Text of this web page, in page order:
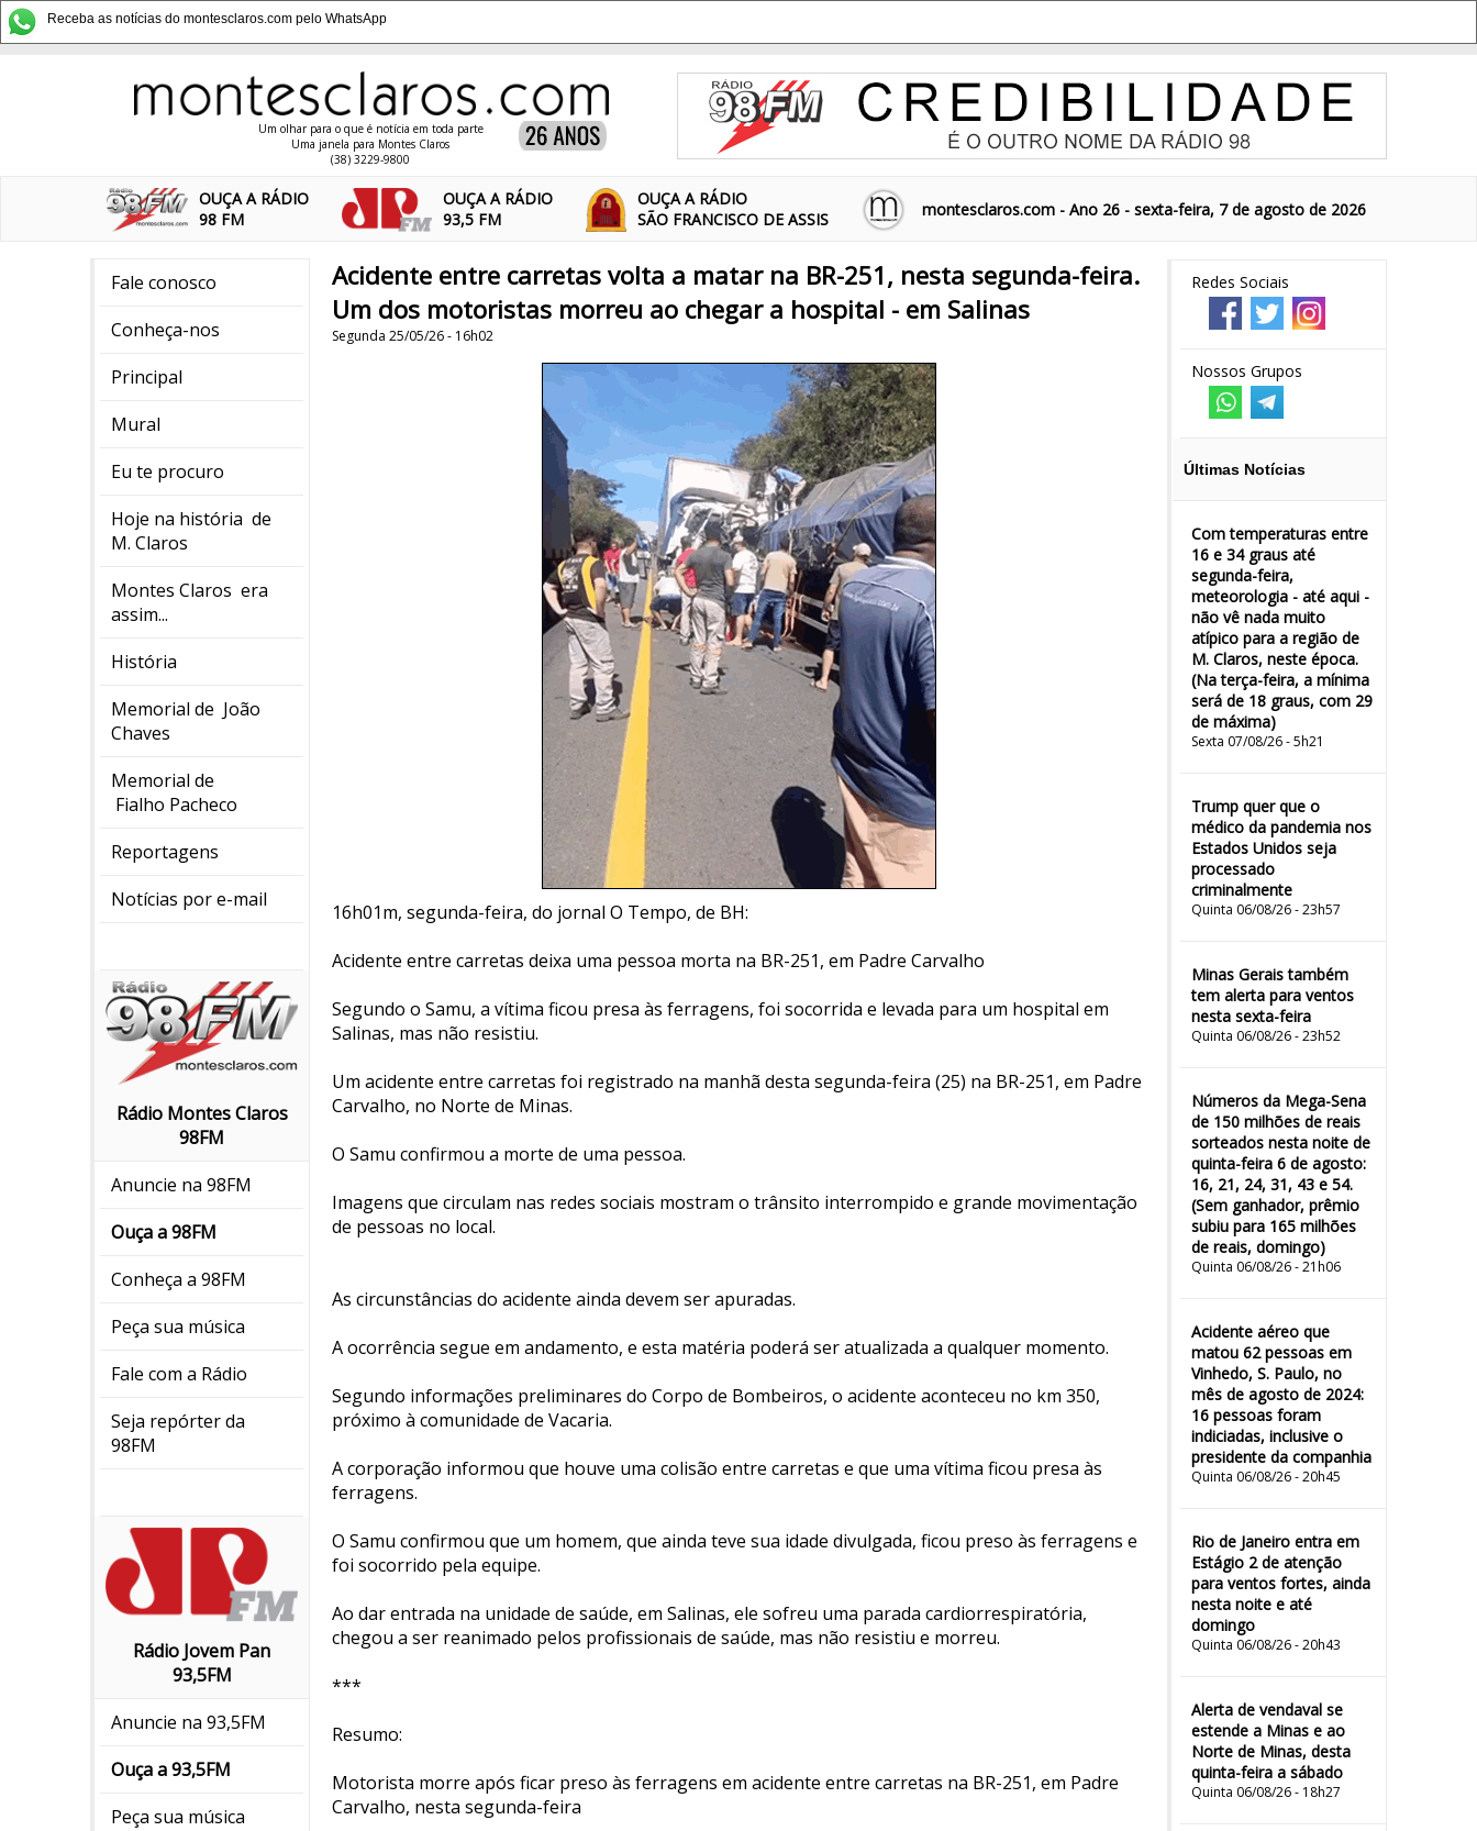
Receba as notícias do montesclaros.com pelo WhatsApp
Um olhar para o que é notícia em toda parte
Uma janela para Montes Claros
(38) 3229-9800
OUÇA A RÁDIO
98 FM
OUÇA A RÁDIO
93,5 FM
OUÇA A RÁDIO
SÃO FRANCISCO DE ASSIS
montesclaros.com - Ano 26 - sexta-feira, 7 de agosto de 2026
Fale conosco
Conheça-nos
Principal
Mural
Eu te procuro
Hoje na história de
M. Claros
Montes Claros era
assim...
História
Memorial de João
Chaves
Memorial de
Fialho Pacheco
Reportagens
Notícias por e-mail
Rádio Montes Claros
98FM
Anuncie na 98FM
Ouça a 98FM
Conheça a 98FM
Peça sua música
Fale com a Rádio
Seja repórter da
98FM
Rádio Jovem Pan
93,5FM
Anuncie na 93,5FM
Ouça a 93,5FM
Peça sua música
Redes Sociais
Nossos Grupos
Últimas Notícias
Com temperaturas entre
16 e 34 graus até
segunda-feira,
meteorologia - até aqui -
não vê nada muito
atípico para a região de
M. Claros, neste época.
(Na terça-feira, a mínima
será de 18 graus, com 29
de máxima)
Sexta 07/08/26 - 5h21
Trump quer que o
médico da pandemia nos
Estados Unidos seja
processado
criminalmente
Quinta 06/08/26 - 23h57
Minas Gerais também
tem alerta para ventos
nesta sexta-feira
Quinta 06/08/26 - 23h52
Números da Mega-Sena
de 150 milhões de reais
sorteados nesta noite de
quinta-feira 6 de agosto:
16, 21, 24, 31, 43 e 54.
(Sem ganhador, prêmio
subiu para 165 milhões
de reais, domingo)
Quinta 06/08/26 - 21h06
Acidente aéreo que
matou 62 pessoas em
Vinhedo, S. Paulo, no
mês de agosto de 2024:
16 pessoas foram
indiciadas, inclusive o
presidente da companhia
Quinta 06/08/26 - 20h45
Rio de Janeiro entra em
Estágio 2 de atenção
para ventos fortes, ainda
nesta noite e até
domingo
Quinta 06/08/26 - 20h43
Alerta de vendaval se
estende a Minas e ao
Norte de Minas, desta
quinta-feira a sábado
Quinta 06/08/26 - 18h27
Acidente entre carretas volta a matar na BR-251, nesta segunda-feira.
Um dos motoristas morreu ao chegar a hospital - em Salinas
Segunda 25/05/26 - 16h02
16h01m, segunda-feira, do jornal O Tempo, de BH:
Acidente entre carretas deixa uma pessoa morta na BR-251, em Padre Carvalho
Segundo o Samu, a vítima ficou presa às ferragens, foi socorrida e levada para um hospital em
Salinas, mas não resistiu.
Um acidente entre carretas foi registrado na manhã desta segunda-feira (25) na BR-251, em Padre
Carvalho, no Norte de Minas.
O Samu confirmou a morte de uma pessoa.
Imagens que circulam nas redes sociais mostram o trânsito interrompido e grande movimentação
de pessoas no local.
As circunstâncias do acidente ainda devem ser apuradas.
A ocorrência segue em andamento, e esta matéria poderá ser atualizada a qualquer momento.
Segundo informações preliminares do Corpo de Bombeiros, o acidente aconteceu no km 350,
próximo à comunidade de Vacaria.
A corporação informou que houve uma colisão entre carretas e que uma vítima ficou presa às
ferragens.
O Samu confirmou que um homem, que ainda teve sua idade divulgada, ficou preso às ferragens e
foi socorrido pela equipe.
Ao dar entrada na unidade de saúde, em Salinas, ele sofreu uma parada cardiorrespiratória,
chegou a ser reanimado pelos profissionais de saúde, mas não resistiu e morreu.
***
Resumo:
Motorista morre após ficar preso às ferragens em acidente entre carretas na BR-251, em Padre
Carvalho, nesta segunda-feira